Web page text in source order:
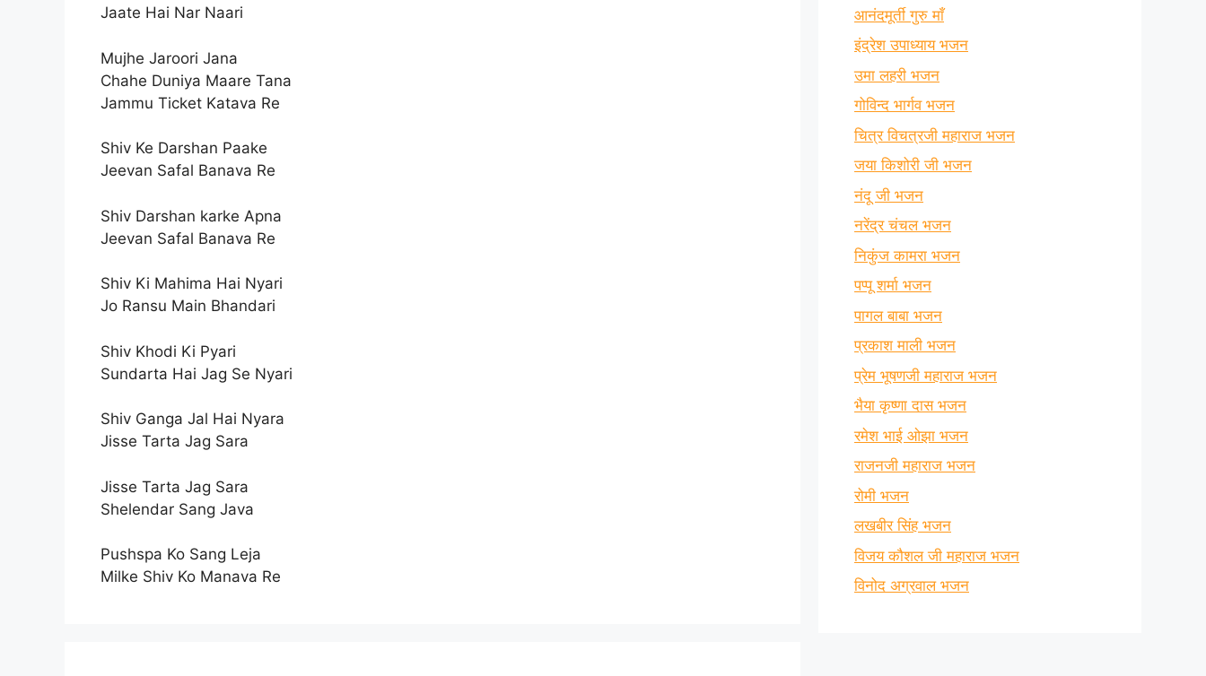
Jaate Hai Nar Naari
Mujhe Jaroori Jana
Chahe Duniya Maare Tana
Jammu Ticket Katava Re
Shiv Ke Darshan Paake
Jeevan Safal Banava Re
Shiv Darshan karke Apna
Jeevan Safal Banava Re
Shiv Ki Mahima Hai Nyari
Jo Ransu Main Bhandari
Shiv Khodi Ki Pyari
Sundarta Hai Jag Se Nyari
Shiv Ganga Jal Hai Nyara
Jisse Tarta Jag Sara
Jisse Tarta Jag Sara
Shelendar Sang Java
Pushspa Ko Sang Leja
Milke Shiv Ko Manava Re
आनंदमूर्ती गुरु माँ
इंद्रेश उपाध्याय भजन
उमा लहरी भजन
गोविन्द भार्गव भजन
चित्र विचत्रजी महाराज भजन
जया किशोरी जी भजन
नंदू जी भजन
नरेंद्र चंचल भजन
निकुंज कामरा भजन
पप्पू शर्मा भजन
पागल बाबा भजन
प्रकाश माली भजन
प्रेम भूषणजी महाराज भजन
भैया कृष्णा दास भजन
रमेश भाई ओझा भजन
राजनजी महाराज भजन
रोमी भजन
लखबीर सिंह भजन
विजय कौशल जी महाराज भजन
विनोद अग्रवाल भजन